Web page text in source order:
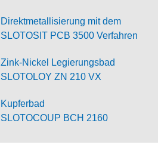
Direktmetallisierung mit dem
SLOTOSIT PCB 3500 Verfahren
Zink-Nickel Legierungsbad
SLOTOLOY ZN 210 VX
Kupferbad
SLOTOCOUP BCH 2160